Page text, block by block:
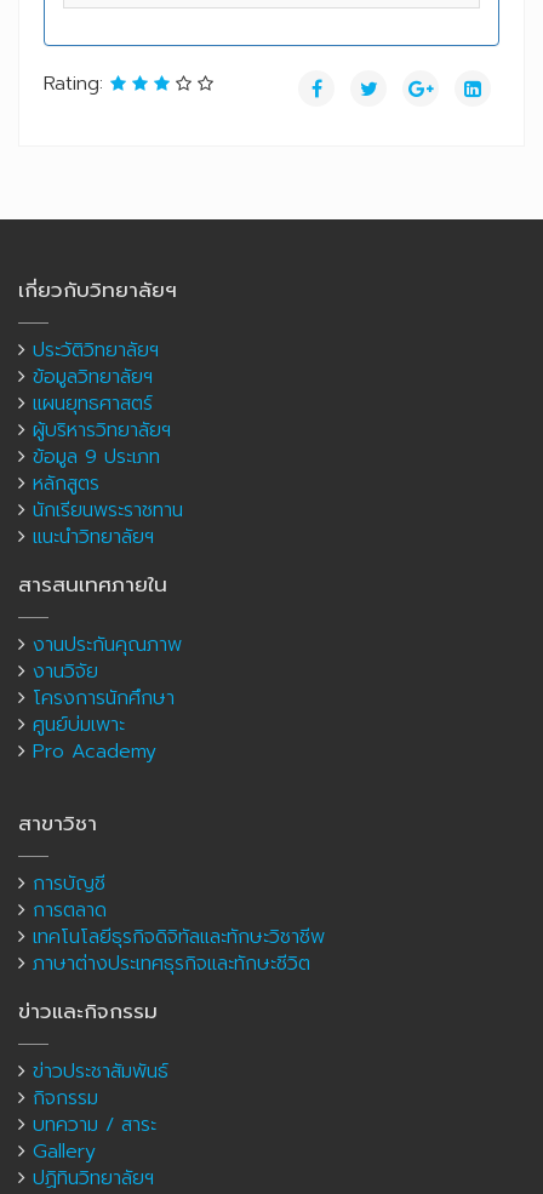
Rating:
เกี่ยวกับวิทยาลัยฯ
ประวัติวิทยาลัยฯ
ข้อมูลวิทยาลัยฯ
แผนยุทธศาสตร์
ผู้บริหารวิทยาลัยฯ
ข้อมูล 9 ประเภท
หลักสูตร
นักเรียนพระราชทาน
แนะนำวิทยาลัยฯ
สารสนเทศภายใน
งานประกันคุณภาพ
งานวิจัย
โครงการนักศึกษา
ศูนย์บ่มเพาะ
Pro Academy
สาขาวิชา
การบัญชี
การตลาด
เทคโนโลยีธุรกิจดิจิทัลและทักษะวิชาชีพ
ภาษาต่างประเทศธุรกิจและทักษะชีวิต
ข่าวและกิจกรรม
ข่าวประชาสัมพันธ์
กิจกรรม
บทความ / สาระ
Gallery
ปฏิทินวิทยาลัยฯ